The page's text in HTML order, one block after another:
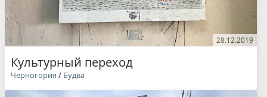
28.12.2019
Культурный переход
Черногория / Будва